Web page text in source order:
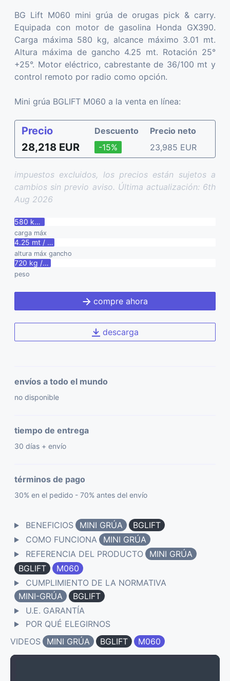
BG Lift M060 mini grúa de orugas pick & carry.
Equipada con motor de gasolina Honda GX390.
Carga máxima 580 kg, alcance máximo 3.01 mt.
Altura máxima de gancho 4.25 mt. Rotación 25°
+25°. Motor eléctrico, cabrestante de 36/100 mt y
control remoto por radio como opción.
Mini grúa BGLIFT M060 a la venta en línea:
Precio Descuento Precio neto
28,218 EUR -15% 23,985 EUR
impuestos excluidos, los precios están sujetos a
cambios sin previo aviso. Última actualización: 6th
Aug 2026
580 kg / 1280 lbs
carga máx
4.25 mt / 14 ft
altura máx gancho
720 kg / 1590 lbs
peso
compre ahora
descarga
envíos a todo el mundo
no disponible
tiempo de entrega
30 días + envío
términos de pago
30% en el pedido - 70% antes del envío
BENEFICIOS MINI GRÚA
BGLIFT
COMO FUNCIONA
MINI GRÚA
REFERENCIA DEL PRODUCTO
MINI GRÚA
BGLIFT
M060
CUMPLIMIENTO DE LA NORMATIVA
MINI-GRÚA
BGLIFT
U.E. GARANTÍA
POR QUÉ ELEGIRNOS
VIDEOS
MINI GRÚA BGLIFT M060